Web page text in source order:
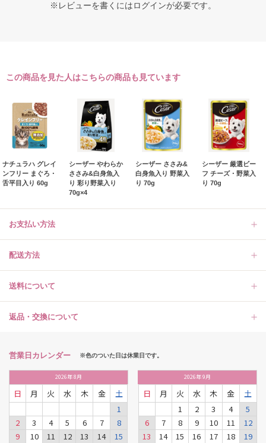
※レビューを書くにはログインが必要です。
この商品を見た人はこちらの商品も見ています
ナチュラハ グレイ
ンフリー まぐろ・
舌平目入り 60g
シーザー やわらか
ささみ&白身魚入
り 彩り野菜入り
70g×4
シーザー ささみ&
白身魚入り 野菜入
り 70g
シーザー 厳選ビー
フ チーズ・野菜入
り 70g
お支払い方法
配送方法
送料について
返品・交換について
営業日カレンダー ※色のついた日は休業日です。
2026年8月
日 月 火 水 木 金
土
1
2
3 4 5 6 7
8
9
10 11 12 13 14 15
2026年9月
日 月 火 水 木 金
土
1
2 3 4
5
6
7 8 9 10 11
12
13
14 15 16 17 18 19